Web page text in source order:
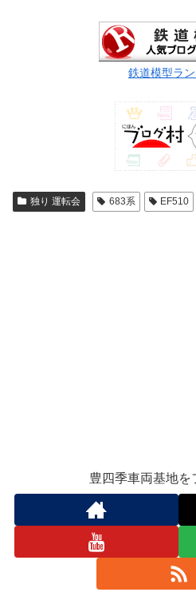
鉄道模型ラ
独り 運転会 683系 EF510
豊四季車両基地を